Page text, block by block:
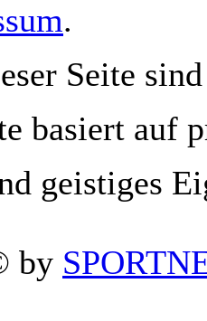
.
Seite
basiert auf
geistiges
by